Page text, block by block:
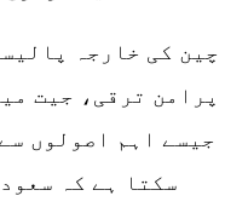
چین کی خارجہ
پرامن ترقی، جیت
جیسے اہم اصولوں
سکتا ہے کہ